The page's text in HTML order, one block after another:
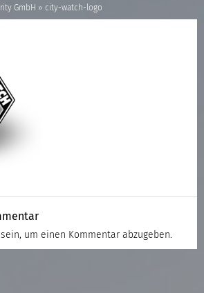
GmbH » city-watch-logo
sein, um einen Kommentar abzugeben.